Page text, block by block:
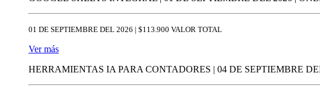
01 DE SEPTIEMBRE DEL 2026 | $113.900 VALOR TOTAL
Ver más
HERRAMIENTAS IA PARA CONTADORES | 04 DE SEPTIEMBRE